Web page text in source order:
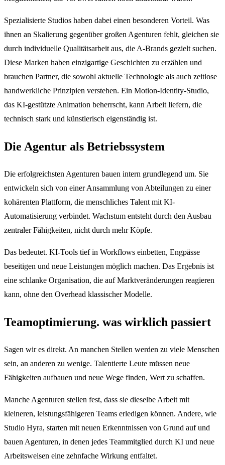
Spezialisierte Studios haben dabei einen besonderen Vorteil. Was
ihnen an Skalierung gegenüber großen Agenturen fehlt, gleichen sie
durch individuelle Qualitätsarbeit aus, die A-Brands gezielt suchen.
Diese Marken haben einzigartige Geschichten zu erzählen und
brauchen Partner, die sowohl aktuelle Technologie als auch zeitlose
handwerkliche Prinzipien verstehen. Ein Motion-Identity-Studio,
das KI-gestützte Animation beherrscht, kann Arbeit liefern, die
technisch stark und künstlerisch eigenständig ist.
Die Agentur als Betriebssystem
Die erfolgreichsten Agenturen bauen intern grundlegend um. Sie
entwickeln sich von einer Ansammlung von Abteilungen zu einer
kohärenten Plattform, die menschliches Talent mit KI-
Automatisierung verbindet. Wachstum entsteht durch den Ausbau
zentraler Fähigkeiten, nicht durch mehr Köpfe.
Das bedeutet. KI-Tools tief in Workflows einbetten, Engpässe
beseitigen und neue Leistungen möglich machen. Das Ergebnis ist
eine schlanke Organisation, die auf Marktveränderungen reagieren
kann, ohne den Overhead klassischer Modelle.
Teamoptimierung. was wirklich passiert
Sagen wir es direkt. An manchen Stellen werden zu viele Menschen
sein, an anderen zu wenige. Talentierte Leute müssen neue
Fähigkeiten aufbauen und neue Wege finden, Wert zu schaffen.
Manche Agenturen stellen fest, dass sie dieselbe Arbeit mit
kleineren, leistungsfähigeren Teams erledigen können. Andere, wie
Studio Hyra, starten mit neuen Erkenntnissen von Grund auf und
bauen Agenturen, in denen jedes Teammitglied durch KI und neue
Arbeitsweisen eine zehnfache Wirkung entfaltet.